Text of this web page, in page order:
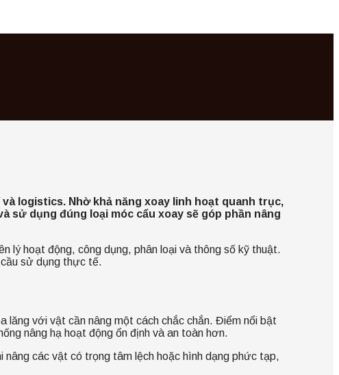
logistics. Nhờ khả năng xoay linh hoạt quanh trục,
sử dụng đúng loại móc cẩu xoay sẽ góp phần nâng
lý hoạt động, công dụng, phân loại và thông số kỹ thuật.
sử dụng thực tế.
với vật cần nâng một cách chắc chắn. Điểm nổi bật
nâng hạ hoạt động ổn định và an toàn hơn.
các vật có trọng tâm lệch hoặc hình dạng phức tạp,